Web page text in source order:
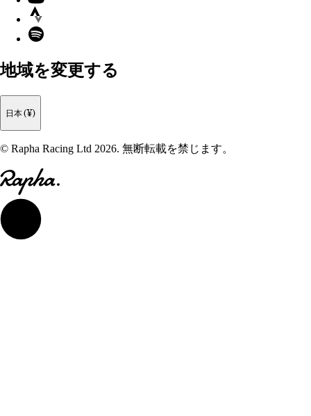
Strava
Spotify
地域を変更する
日本 (¥)
© Rapha Racing Ltd 2026. 無断転載を禁じます。